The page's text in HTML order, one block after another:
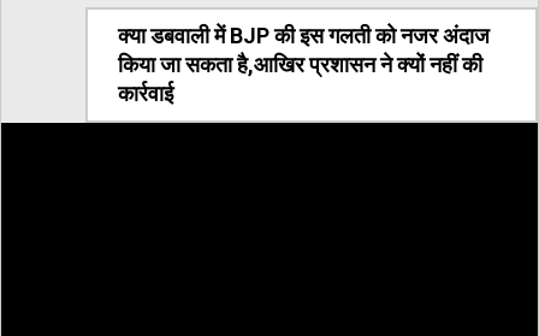
क्या डबवाली में BJP की इस गलती को नजर अंदाज
किया जा सकता है,आखिर प्रशासन ने क्यों नहीं की
कार्रवाई